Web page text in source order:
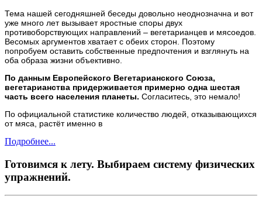
Тема нашей сегодняшней беседы довольно неоднозначна и вот
уже много лет вызывает яростные споры двух
противоборствующих направлений – вегетарианцев и мясоедов.
Весомых аргументов хватает с обеих сторон. Поэтому
попробуем оставить собственные предпочтения и взглянуть на
оба образа жизни объективно.
По данным Европейского Вегетарианского Союза,
вегетарианства придерживается примерно одна шестая
часть всего населения планеты. Согласитесь, это немало!
По официальной статистике количество людей, отказывающихся
от мяса, растёт именно в
Подробнее...
Готовимся к лету. Выбираем систему физических
упражнений.